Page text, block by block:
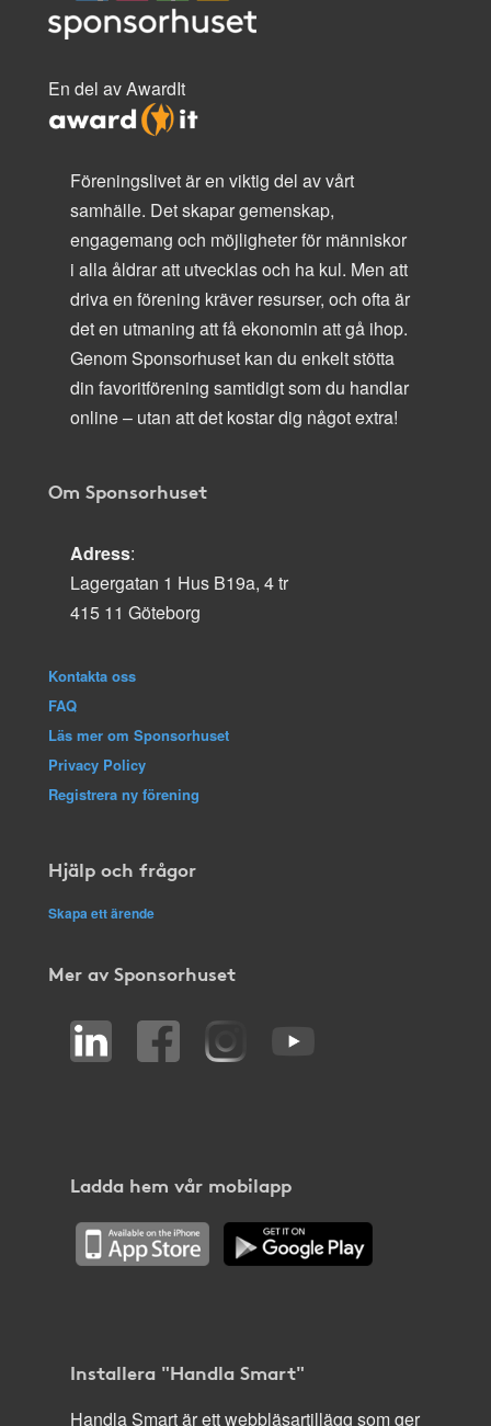
En del av AwardIt
Föreningslivet är en viktig del av vårt
samhälle. Det skapar gemenskap,
engagemang och möjligheter för människor
i alla åldrar att utvecklas och ha kul. Men att
driva en förening kräver resurser, och ofta är
det en utmaning att få ekonomin att gå ihop.
Genom Sponsorhuset kan du enkelt stötta
din favoritförening samtidigt som du handlar
online – utan att det kostar dig något extra!
Om Sponsorhuset
Adress:
Lagergatan 1 Hus B19a, 4 tr
415 11 Göteborg
Kontakta oss
FAQ
Läs mer om Sponsorhuset
Privacy Policy
Registrera ny förening
Hjälp och frågor
Skapa ett ärende
Mer av Sponsorhuset
Ladda hem vår mobilapp
Installera "Handla Smart"
Handla Smart är ett webbläsartillägg som ger